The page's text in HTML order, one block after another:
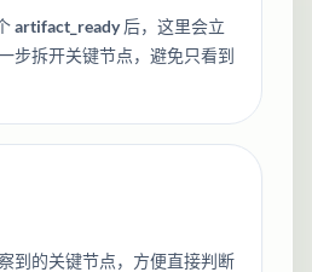
artifact_ready 后，这里会立
步拆开关键节点，避免只看到
到的关键节点，方便直接判断